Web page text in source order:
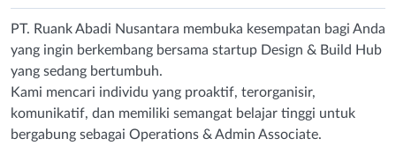
PT. Ruank Abadi Nusantara membuka kesempatan bagi Anda
yang ingin berkembang bersama startup Design & Build Hub
yang sedang bertumbuh.
Kami mencari individu yang proaktif, terorganisir,
komunikatif, dan memiliki semangat belajar tinggi untuk
bergabung sebagai Operations & Admin Associate.